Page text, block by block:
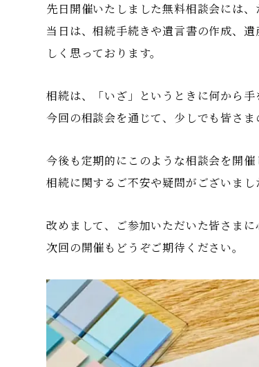
先日開催いたしました無料相談会には
当日は、相続手続きや遺言書の作成、
しく思っております。
相続は、「いざ」というときに何から
今回の相談会を通じて、少しでも皆さ
今後も定期的にこのような相談会を開
相続に関するご不安や疑問がございま
改めまして、ご参加いただいた皆さまに
次回の開催もどうぞご期待ください。